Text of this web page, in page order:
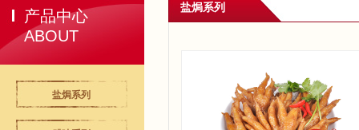
产品中心
ABOUT
盐焗系列
盐焗系列